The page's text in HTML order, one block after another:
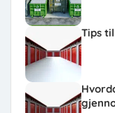
Tips